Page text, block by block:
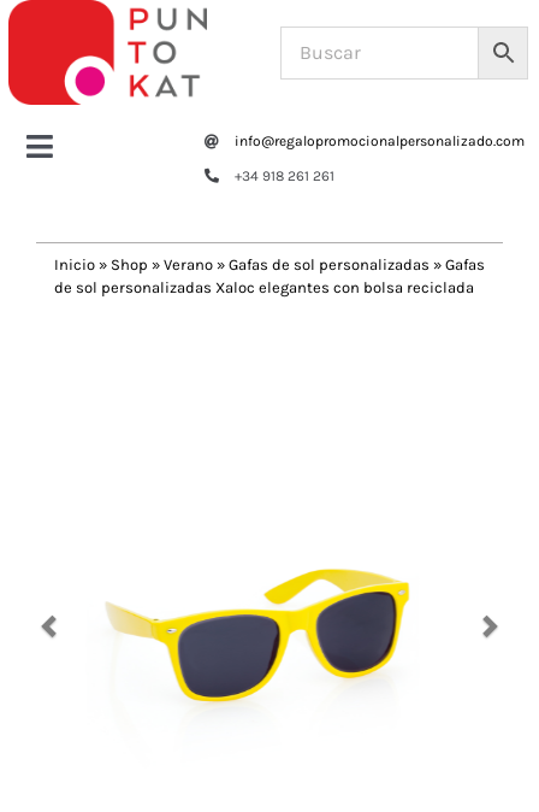
Saltar
contenido
Toggle
Tazas y botellas
Navidad 🎄 Invierno
info@regalopromocionalpersonalizado.com
+34 918 261 261
Inicio » Shop » Verano » Gafas de sol personalizadas » Gafas
de sol personalizadas Xaloc elegantes con bolsa reciclada